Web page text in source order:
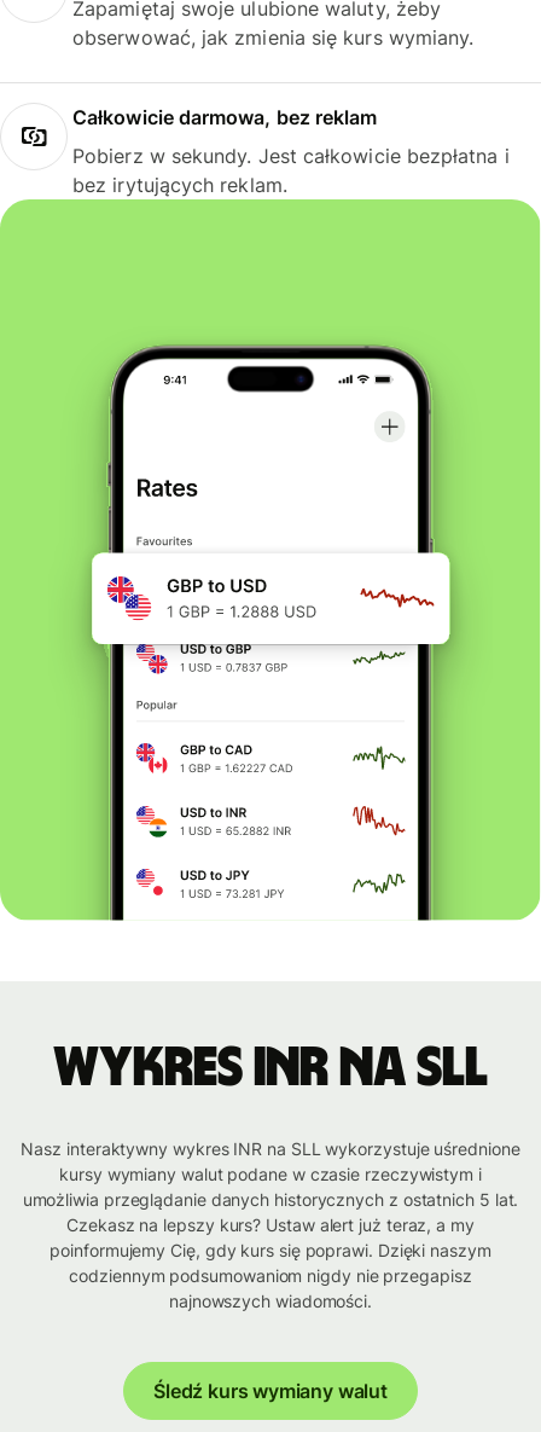
Zapamiętaj swoje ulubione waluty, żeby
obserwować, jak zmienia się kurs wymiany.
Całkowicie darmowa, bez reklam
Pobierz w sekundy. Jest całkowicie bezpłatna i
bez irytujących reklam.
Wykres INR na SLL
Nasz interaktywny wykres INR na SLL wykorzystuje uśrednione
kursy wymiany walut podane w czasie rzeczywistym i
umożliwia przeglądanie danych historycznych z ostatnich 5 lat.
Czekasz na lepszy kurs? Ustaw alert już teraz, a my
poinformujemy Cię, gdy kurs się poprawi. Dzięki naszym
codziennym podsumowaniom nigdy nie przegapisz
najnowszych wiadomości.
Śledź kurs wymiany walut